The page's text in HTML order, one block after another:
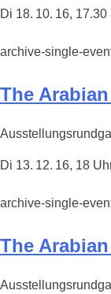
Di 18. 10. 16, 17.30
archive-single-
The
Di 13. 12. 16, 18
archive-single-
The